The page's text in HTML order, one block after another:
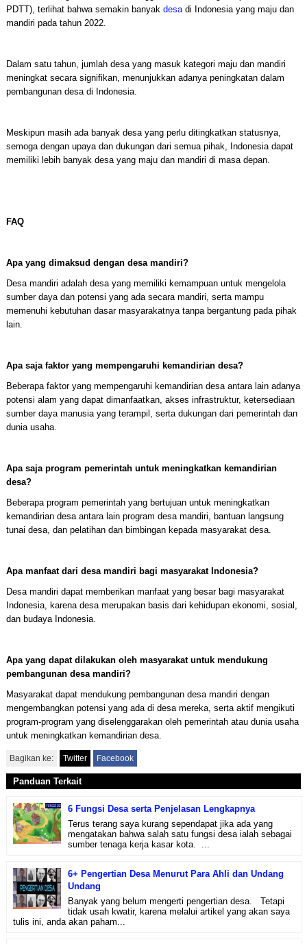
PDTT), terlihat bahwa semakin banyak desadi Indonesia yang maju dan
mandiri pada tahun 2022.
Dalam satu tahun, jumlah desa yang masuk kategori maju dan mandiri
meningkat secara signifikan, menunjukkan adanya peningkatan dalam
pembangunan desa di Indonesia.
Meskipun masih ada banyak desa yang perlu ditingkatkan statusnya,
semoga dengan upaya dan dukungan dari semua pihak, Indonesia dapat
memiliki lebih banyak desa yang maju dan mandiri di masa depan.
FAQ
Apa yang dimaksud dengan desa mandiri?
Desa mandiri adalah desa yang memiliki kemampuan untuk mengelola
sumber daya dan potensi yang ada secara mandiri, serta mampu
memenuhi kebutuhan dasar masyarakatnya tanpa bergantung pada pihak
lain.
Apa saja faktor yang mempengaruhi kemandirian desa?
Beberapa faktor yang mempengaruhi kemandirian desa antara lain adanya
potensi alam yang dapat dimanfaatkan, akses infrastruktur, ketersediaan
sumber daya manusia yang terampil, serta dukungan dari pemerintah dan
dunia usaha.
Apa saja program pemerintah untuk meningkatkan kemandirian
desa?
Beberapa program pemerintah yang bertujuan untuk meningkatkan
kemandirian desa antara lain program desa mandiri, bantuan langsung
tunai desa, dan pelatihan dan bimbingan kepada masyarakat desa.
Apa manfaat dari desa mandiri bagi masyarakat Indonesia?
Desa mandiri dapat memberikan manfaat yang besar bagi masyarakat
Indonesia, karena desa merupakan basis dari kehidupan ekonomi, sosial,
dan budaya Indonesia.
Apa yang dapat dilakukan oleh masyarakat untuk mendukung
pembangunan desa mandiri?
Masyarakat dapat mendukung pembangunan desa mandiri dengan
mengembangkan potensi yang ada di desa mereka, serta aktif mengikuti
program-program yang diselenggarakan oleh pemerintah atau dunia usaha
untuk meningkatkan kemandirian desa.
Bagikan ke: Twitter Facebook
Panduan Terkait
6 Fungsi Desa serta Penjelasan Lengkapnya
Terus terang saya kurang sependapat jika ada yang
mengatakan bahwa salah satu fungsi desa ialah sebagai
sumber tenaga kerja kasar kota. ...
6+ Pengertian Desa Menurut Para Ahli dan Undang
Undang
Banyak yang belum mengerti pengertian desa. Tetapi
tidak usah kwatir, karena melalui artikel yang akan saya
tulis ini, anda akan paham...